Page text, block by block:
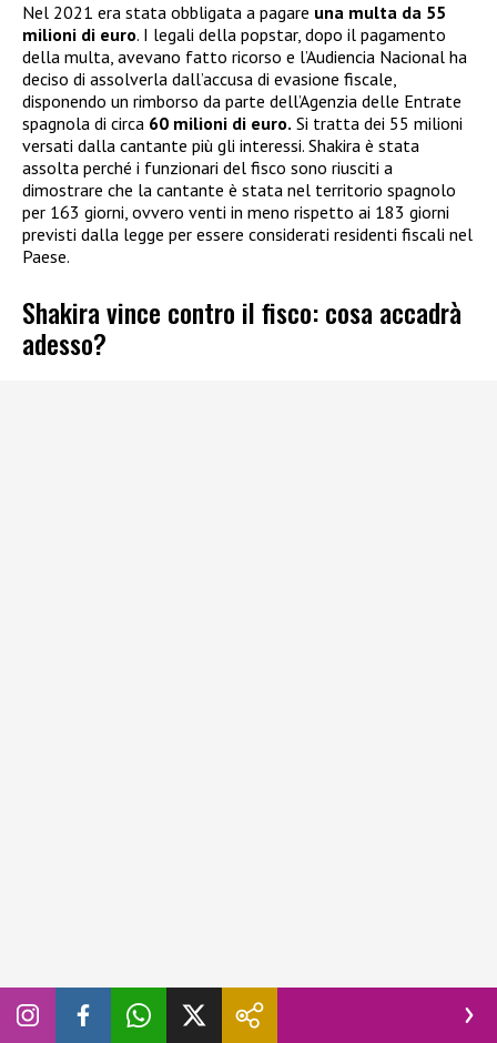
Nel 2021 era stata obbligata a pagare una multa da 55
milioni di euro. I legali della popstar, dopo il pagamento
della multa, avevano fatto ricorso e l’Audiencia Nacional ha
deciso di assolverla dall’accusa di evasione fiscale,
disponendo un rimborso da parte dell’Agenzia delle Entrate
spagnola di circa 60 milioni di euro. Si tratta dei 55 milioni
versati dalla cantante più gli interessi. Shakira è stata
assolta perché i funzionari del fisco sono riusciti a
dimostrare che la cantante è stata nel territorio spagnolo
per 163 giorni, ovvero venti in meno rispetto ai 183 giorni
previsti dalla legge per essere considerati residenti fiscali nel
Paese.
Shakira vince contro il fisco: cosa accadrà
adesso?